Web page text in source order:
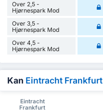
Over 2,5 -
Hjørnespark Mod
Over 3,5 -
Hjørnespark Mod
Over 4,5 -
Hjørnespark Mod
Kan Eintracht Frankfurt
Eintracht
Frankfurt